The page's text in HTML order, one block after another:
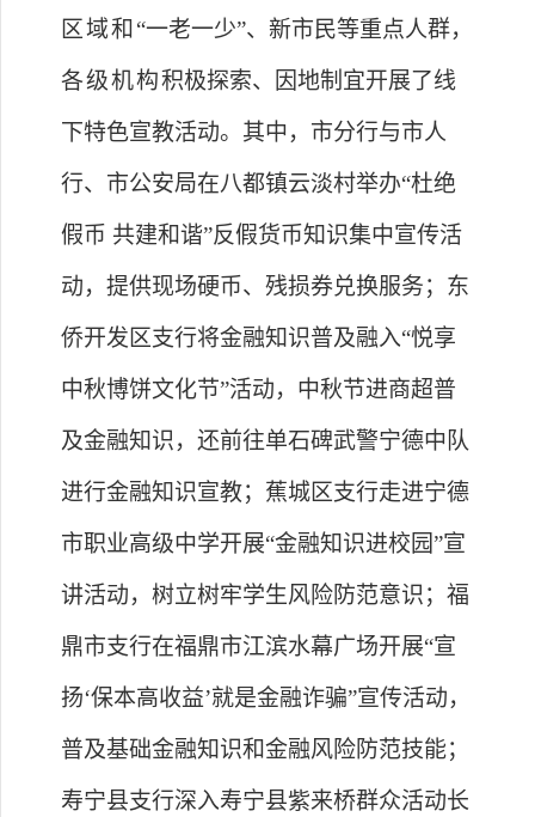
区域和 “一老一少”、新市民等重点人群，
各级机构积极探索、 因地制宜开展了线
下特色宣教活动。 其中， 市分行与市人
行、市公安局在八都镇云淡村举办“杜绝
假币 共建和谐”反假货币知识集中宣传活
动，提供现场硬币、残损券兑换服务； 东
侨开发区支行将金融知识普及融入“悦享
中秋博饼文化节”活动，中秋节进商超普
及金融知识 ，还前往单石碑武警宁德中队
进行金融知识宣教；蕉城区支行走进宁德
市职业高级中学开展“金融知识进校园”宣
讲活动，树立树牢学生风险防范意识； 福
鼎市支行在福鼎市江滨水幕广场开展“宣
扬‘保本高收益’就是金融诈骗”宣传活动，
普及基础金融知识和金融风险防范技能；
寿宁县支行深入寿宁县紫来桥群众活动长